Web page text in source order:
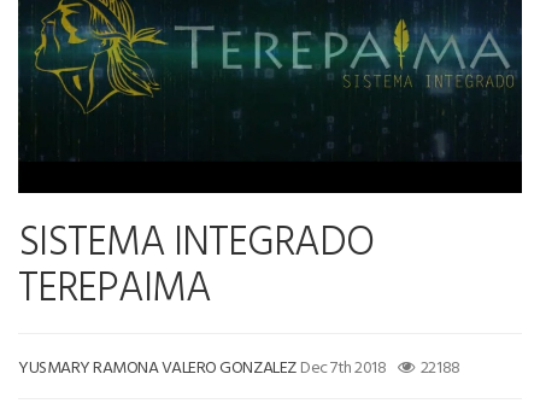
SISTEMA INTEGRADO
TEREPAIMA
YUSMARY RAMONA VALERO GONZALEZ Dec 7th 2018 22188